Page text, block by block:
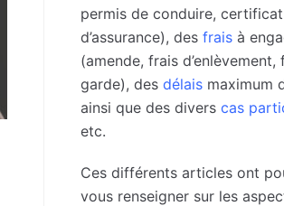
permis de conduire, certificat
d’assurance), des frais à
(amende, frais d’enlèvement,
garde), des délais maximum
ainsi que des divers cas
etc.
Ces différents articles ont
vous renseigner sur les